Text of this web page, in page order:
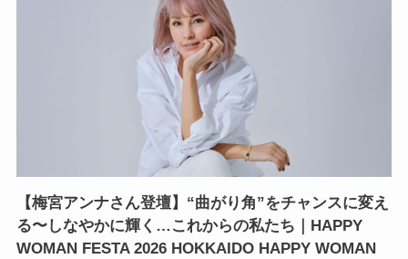
【梅宮アンナさん登壇】“曲がり角”をチャンスに変え
る〜しなやかに輝く…これからの私たち｜HAPPY
WOMAN FESTA 2026 HOKKAIDO HAPPY WOMAN